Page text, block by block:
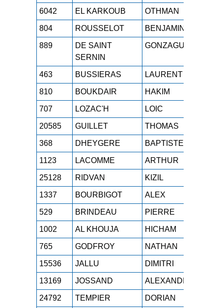
6042 EL KARKOUB OTHMAN
804 ROUSSELOT BENJAMIN
889
DE SAINT
SERNIN
GONZAGUE
463 BUSSIERAS LAURENT
810 BOUKDAIR HAKIM
707 LOZAC'H LOIC
20585 GUILLET THOMAS
368 DHEYGERE BAPTISTE
1123 LACOMME ARTHUR
25128 RIDVAN KIZIL
1337 BOURBIGOT ALEX
529 BRINDEAU PIERRE
1002 AL KHOUJA HICHAM
765 GODFROY NATHAN
15536 JALLU DIMITRI
13169 JOSSAND ALEXANDRE
24792 TEMPIER DORIAN